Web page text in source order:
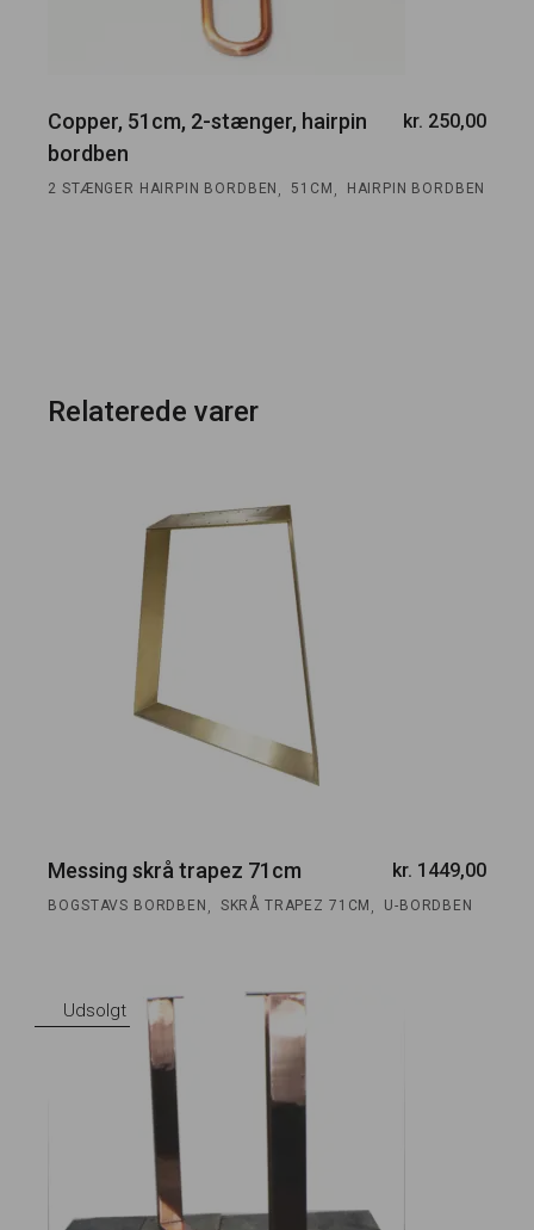
Copper, 51cm, 2-stænger, hairpin
bordben
kr. 250,00
2 STÆNGER HAIRPIN BORDBEN , 51CM , HAIRPIN BORDBEN
Relaterede varer
Messing skrå trapez 71cm kr. 1449,00
BOGSTAVS BORDBEN , SKRÅ TRAPEZ 71CM , U-BORDBEN
Udsolgt